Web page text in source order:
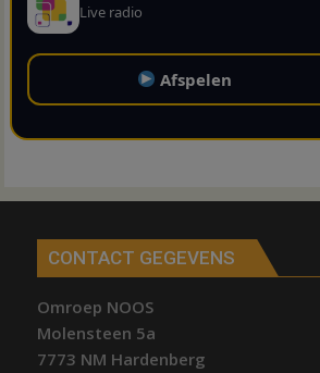
Live radio
Afspelen
CONTACT GEGEVENS
Omroep NOOS
Molensteen 5a
7773 NM Hardenberg